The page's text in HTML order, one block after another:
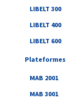
LIBELT 300
LIBELT 400
LIBELT 600
Plateformes
MAB 2001
MAB 3001